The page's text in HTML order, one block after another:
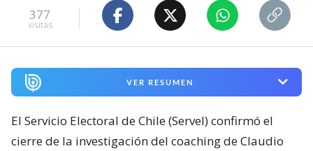
377
visitas
VER RESUMEN
El Servicio Electoral de Chile (Servel) confirmó el
cierre de la investigación del coaching de Claudio